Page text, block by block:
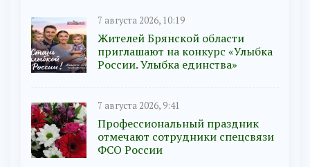
7 августа 2026, 10:19
Жителей Брянской области
приглашают на конкурс «Улыбка
России. Улыбка единства»
7 августа 2026, 9:41
Профессиональный праздник
отмечают сотрудники спецсвязи
ФСО России